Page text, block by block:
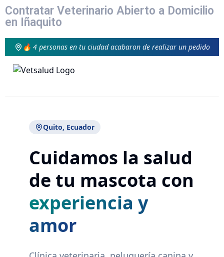
Contratar Veterinario Abierto a Domicilio
en Iñaquito